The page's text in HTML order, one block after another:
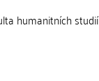
humanitních studií